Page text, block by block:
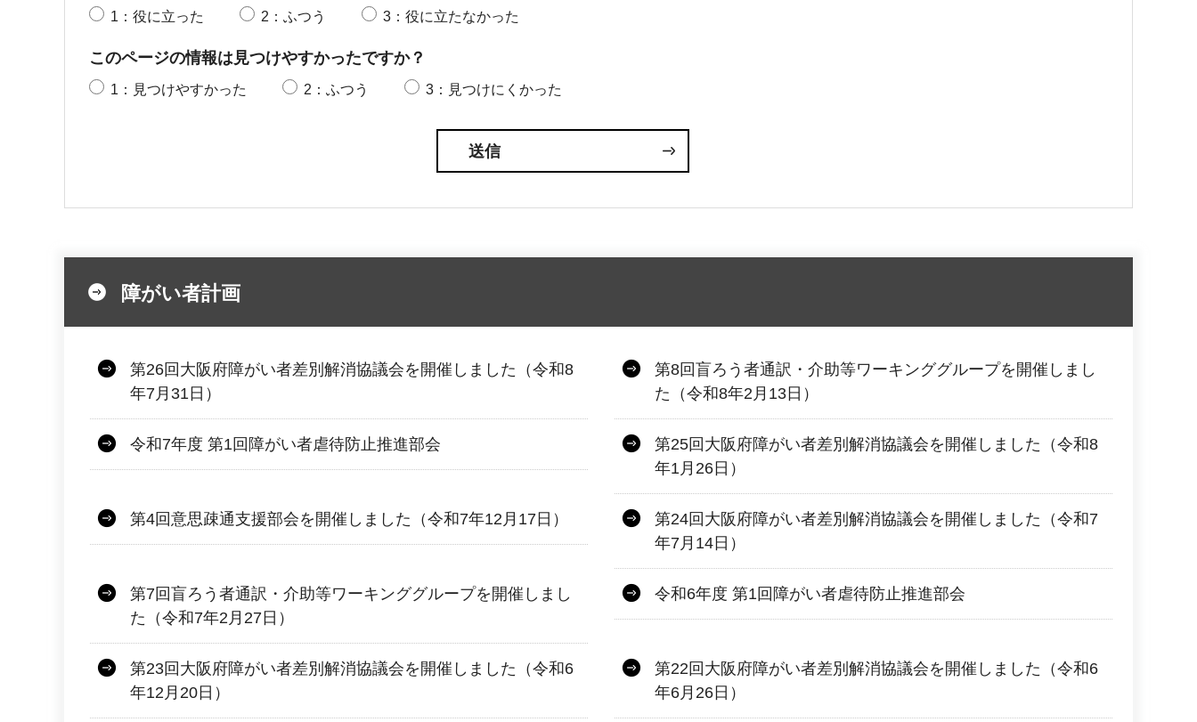
1：役に立った 2：ふつう 3：役に立たなかった
このページの情報は見つけやすかったですか？
1：見つけやすかった 2：ふつう 3：見つけにくかった
障がい者計画
第26回大阪府障がい者差別解消協議会を開催しました（令和8
年7月31日）
第8回盲ろう者通訳・介助等ワーキンググループを開催しまし
た（令和8年2月13日）
令和7年度 第1回障がい者虐待防止推進部会
第25回大阪府障がい者差別解消協議会を開催しました（令和8
年1月26日）
第4回意思疎通支援部会を開催しました（令和7年12月17日）
第24回大阪府障がい者差別解消協議会を開催しました（令和7
年7月14日）
第7回盲ろう者通訳・介助等ワーキンググループを開催しまし
た（令和7年2月27日）
令和6年度 第1回障がい者虐待防止推進部会
第23回大阪府障がい者差別解消協議会を開催しました（令和6
年12月20日）
第22回大阪府障がい者差別解消協議会を開催しました（令和6
年6月26日）